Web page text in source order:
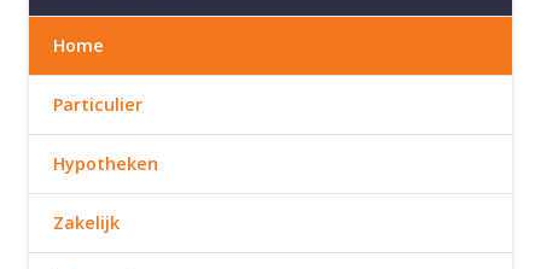
Home
Particulier
Hypotheken
Zakelijk